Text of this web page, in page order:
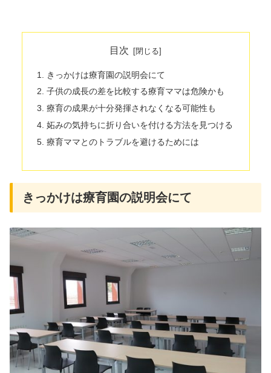
目次
きっかけは療育園の説明会にて
子供の成長の差を比較する療育ママは危険かも
療育の成果が十分発揮されなくなる可能性も
妬みの気持ちに折り合いを付ける方法を見つける
療育ママとのトラブルを避けるためには
きっかけは療育園の説明会にて